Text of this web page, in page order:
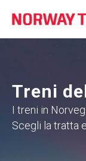
Treni
I treni in
Scegli la tratta